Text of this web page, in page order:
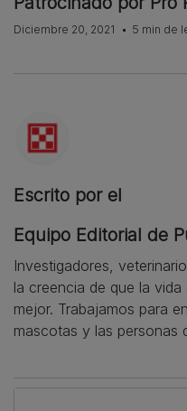
Diciembre 20, 2021 5 min de
Escrito por el
Equipo Editorial de
Investigadores,
la creencia de que la
mejor. Trabajamos para
mascotas y las personas